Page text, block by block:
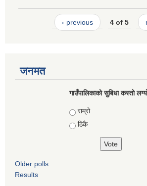
‹ previous 4 of 5
जनमत
गाउँपालिकाको सुबिधा कस्तो
Choices
राम्रो
ठिकै
Older polls
Results